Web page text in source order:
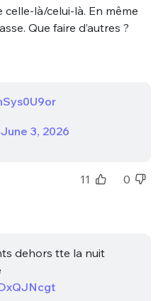
là/celui-là. En même
Que faire d’autres ?
June 3, 2026
11 0
dehors tte la nuit